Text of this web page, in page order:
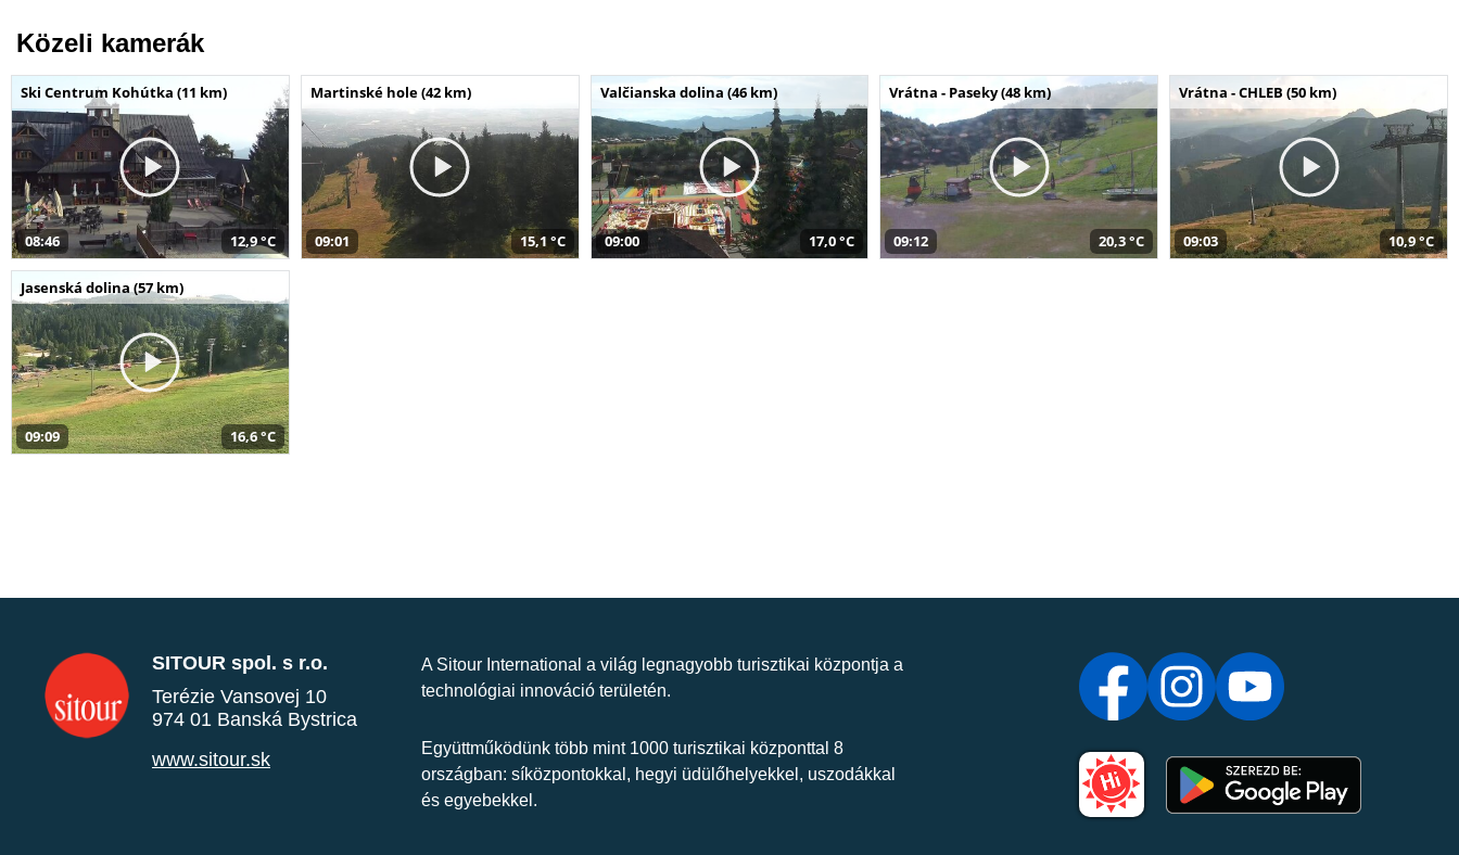
Közeli kamerák
Ski Centrum Kohútka (11 km)
08:46 12,9 °C
Martinské hole (42 km)
09:01 15,1 °C
Valčianska dolina (46 km)
09:00 17,0 °C
Vrátna - Paseky (48 km)
09:12 20,3 °C
Vrátna - CHLEB (50 km)
09:03 10,9 °C
Jasenská dolina (57 km)
09:09 16,6 °C
SITOUR spol. s r.o.
Terézie Vansovej 10
974 01 Banská Bystrica
www.sitour.sk
A Sitour International a világ legnagyobb turisztikai központja a
technológiai innováció területén.
Együttműködünk több mint 1000 turisztikai központtal 8
országban: síközpontokkal, hegyi üdülőhelyekkel, uszodákkal
és egyebekkel.